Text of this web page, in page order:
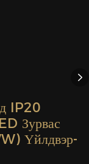
IP20
Зурвас
Үйлдвэр-